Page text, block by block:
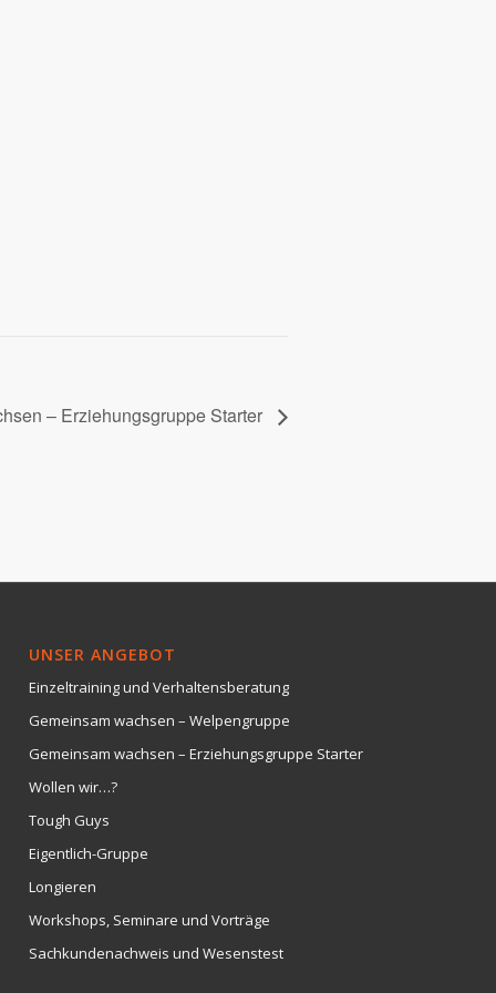
– Erziehungsgruppe Starter
UNSER ANGEBOT
Einzeltraining und Verhaltensberatung
Gemeinsam wachsen – Welpengruppe
Gemeinsam wachsen – Erziehungsgruppe Starter
Wollen wir…?
Tough Guys
Eigentlich-Gruppe
Longieren
Workshops, Seminare und Vorträge
Sachkundenachweis und Wesenstest